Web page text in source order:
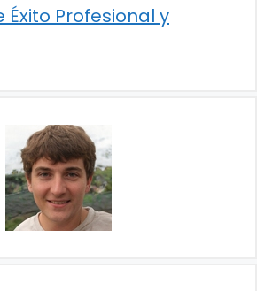
Éxito Profesional y